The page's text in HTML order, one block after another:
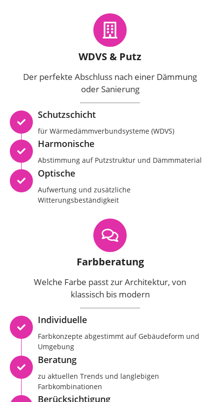
WDVS & Putz
Der perfekte Abschluss nach einer Dämmung
oder Sanierung
Schutzschicht
für Wärmedämmverbundsysteme (WDVS)
Harmonische
Abstimmung auf Putzstruktur und Dämmmaterial
Optische
Aufwertung und zusätzliche
Witterungsbeständigkeit
Farbberatung
Welche Farbe passt zur Architektur, von
klassisch bis modern
Individuelle
Farbkonzepte abgestimmt auf Gebäudeform und
Umgebung
Beratung
zu aktuellen Trends und langlebigen
Farbkombinationen
Berücksichtigung